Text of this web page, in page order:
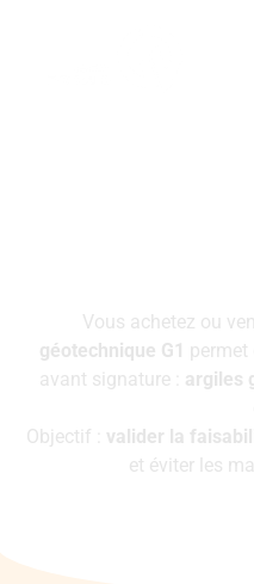
Vous achetez ou
géotechnique G1 permet
avant signature : argiles
Objectif : valider la
et éviter les